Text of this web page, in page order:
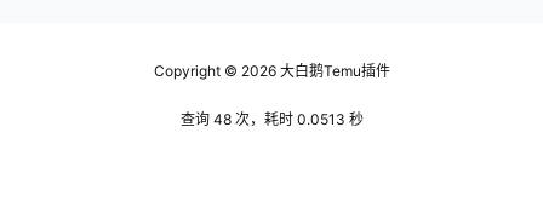
Copyright © 2026大白鹅Temu插件
查询 48 次，耗时 0.0513 秒